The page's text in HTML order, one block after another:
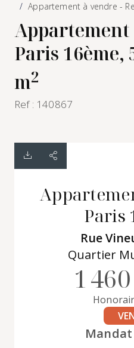
Appartement à vendre -
Appartement
Paris 16ème,
m2
Ref : 140867
Paris
Rue
Quartier
1